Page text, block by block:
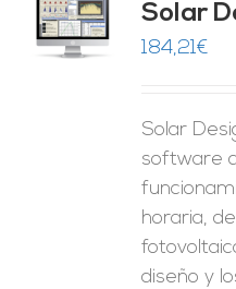
Solar
184,21€
Solar
software
horaria,
diseño y